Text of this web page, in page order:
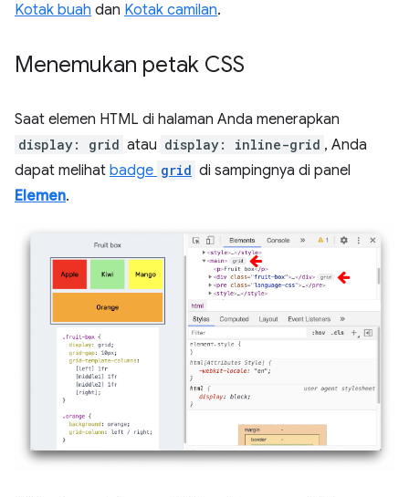
Kotak buah dan Kotak camilan.
Menemukan petak CSS
Saat elemen HTML di halaman Anda menerapkan
display: grid atau display: inline-grid , Anda
dapat melihat badge grid di sampingnya di panel
Elemen.